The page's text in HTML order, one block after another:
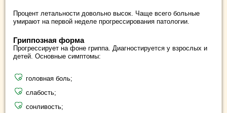
Процент летальности довольно высок. Чаще всего больные
умирают на первой неделе прогрессирования патологии.
Гриппозная форма
Прогрессирует на фоне гриппа. Диагностируется у взрослых и
детей. Основные симптомы:
головная боль;
слабость;
сонливость;